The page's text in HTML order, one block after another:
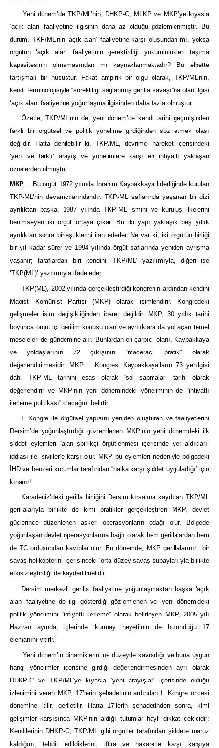
‘Yeni dönem’de TKP/ML’nin, DHKP-C, MLKP ve MKP’ye kıyasla
‘açık alan’ faaliyetine ilgisinin daha az olduğu gözlemlenmiştir. Bu
durum, TKP/ML’nin ‘açık alan’ faaliyetine karşı oluşundan mı, yoksa
örgütün ‘açık alan’ faaliyetinin gerektirdiği yükümlülükleri taşıma
kapasitesinin olmamasından mı kaynaklanmaktadır? Bu elbette
tartışmalı bir husustur. Fakat ampirik bir olgu olarak, TKP/ML’nin,
kendi terminolojisiyle “sürekliliği sağlanmış gerilla savaşı”na olan ilgisi
‘açık alan’ faaliyetine yoğunlaşma ilgisinden daha fazla olmuştur.
Özetle, TKP/ML’nin de ‘yeni dönem’de kendi tarihi geçmişinden
farklı bir örgütsel ve politik yönelime girdiğinden söz etmek olası
değildir. Hatta denilebilir ki, TKP/ML, devrimci hareket içerisindeki
‘yeni ve farklı’ arayış ve yönelimlere karşı en ihtiyatlı yaklaşan
öznelerden olmuştur.
MKP… Bu örgüt 1972 yılında İbrahim Kaypakkaya liderliğinde kurulan
TKP-ML’nin devamcılarındandır. TKP-ML saflarında yaşanan bir dizi
ayrılıktan başka, 1987 yılında TKP-ML ismini ve kuruluş ilkelerini
benimseyen iki örgüt ortaya çıkar. Bu iki yapı yaklaşık beş yıllık
ayrılıktan sonra birleştiklerini ilan ederler. Ne var ki, iki örgütün birliği
bir yıl kadar sürer ve 1994 yılında örgüt saflarında yeniden ayrışma
yaşanır; taraflardan biri kendini ‘TKP/ML’ yazılımıyla, diğeri ise
‘TKP(ML)’ yazılımıyla ifade eder.
TKP(ML), 2002 yılında gerçekleştirdiği kongrenin ardından kendini
Maoist Komünist Partisi (MKP) olarak isimlendirir. Kongredeki
gelişmeler isim değişikliğinden ibaret değildir. MKP, 30 yıllık tarihi
boyunca örgüt içi gerilim konusu olan ve ayrılıklara da yol açan temel
meseleleri de gündemine alır. Bunlardan en çarpıcı olanı, Kaypakkaya
ve yoldaşlarının 72 çıkışının “maceracı pratik” olarak
değerlendirilmesidir. MKP I. Kongresi Kaypakkaya’ların 73 yenilgisi
dahil TKP-ML tarihini esas olarak “sol sapmalar” tarihi olarak
değerlendirir ve MKP’nin yeni dönemindeki yöneliminin de “ihtiyatlı
ilerleme politikası” olacağını belirtir.
I. Kongre ile örgütsel yapısını yeniden oluşturan ve faaliyetlerini
Dersim’de yoğunlaştırdığı gözlemlenen MKP’nin yeni dönemdeki ilk
şiddet eylemleri “ajan-işbirlikçi örgütlenmesi içerisinde yer aldıkları”
iddiası ile ‘siviller’e karşı olur. MKP bu eylemleri nedeniyle bölgedeki
İHD ve benzeri kurumlar tarafından “halka karşı şiddet uyguladığı” için
kınanır!
Karadeniz’deki gerilla birliğini Dersim kırsalına kaydıran TKP/ML
gerillalarıyla birlikte de kimi pratikler gerçekleştiren MKP, devlet
güçlerince düzenlenen askeri operasyonların odağı olur. Bölgede
yoğunlaşan devlet operasyonlarına bağlı olarak hem gerillalardan hem
de TC ordusundan kayıplar olur. Bu dönemde, MKP gerillalarının, bir
savaş helikopterini içerisindeki “orta düzey savaş subayları”yla birlikte
etkisizleştirdiği de kaydedilmelidir.
Dersim merkezli gerilla faaliyetine yoğunlaşmaktan başka ‘açık
alan’ faaliyetine de ilgi gösterdiği gözlemlenen ve ‘yeni dönem’deki
politik yönelimini “ihtiyatlı ilerleme” olarak belirleyen MKP, 2005 yılı
Haziran ayında, içlerinde ‘kurmay heyeti’nin de bulunduğu 17
elemanını yitirir.
‘Yeni dönem’in dinamiklerini ne düzeyde kavradığı ve buna uygun
hangi yönelimler içerisine girdiği değerlendirmesinden ayrı olarak
DHKP-C ve TKP/ML’ye kıyasla ‘yeni arayışlar’ içerisinde olduğu
izlenimini veren MKP, 17’lerin şehadetinin ardından I. Kongre öncesi
dönemine itilir, geriletilir. Hatta 17’lerin şehadetinden sonra, kimi
gelişimler karşısında MKP’nin aldığı tutumlar hayli dikkat çekicidir:
Kendilerinin DHKP-C, TKP/ML gibi örgütler tarafından şiddete maruz
kaldığını, tehdit edildiklerini, iftira ve hakaretle karşı karşıya